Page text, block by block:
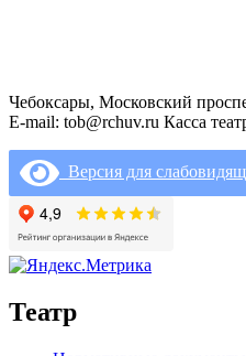
Чебоксары, Московский
E-mail: tob@rchuv.ru Касса
Версия для
Театр